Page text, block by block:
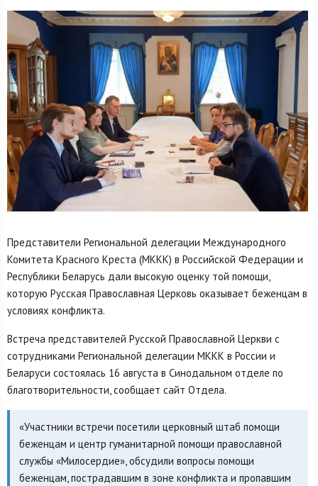
Представители Региональной делегации Международного
Комитета Красного Креста (МККК) в Российской Федерации и
Республики Беларусь дали высокую оценку той помощи,
которую Русская Православная Церковь оказывает беженцам в
условиях конфликта.
Встреча представителей Русской Православной Церкви с
сотрудниками Региональной делегации МККК в России и
Беларуси состоялась 16 августа в Синодальном отделе по
благотворительности, сообщает сайт Отдела.
«Участники встречи посетили церковный штаб помощи
беженцам и центр гуманитарной помощи православной
службы «Милосердие», обсудили вопросы помощи
беженцам, пострадавшим в зоне конфликта и пропавшим